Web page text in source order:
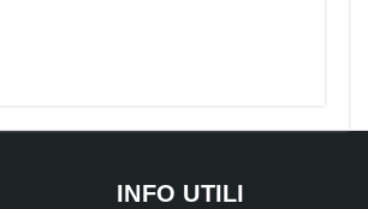
INFO UTILI